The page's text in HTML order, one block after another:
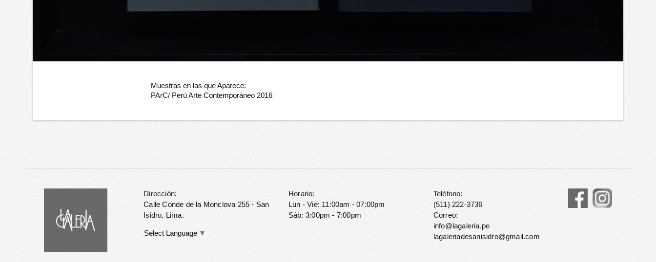
Muestras en las que Aparece:
PArC/ Perú Arte Contemporáneo 2016
Dirección:
Calle Conde de la Monclova 255 - San
Isidro, Lima.
Select Language ▼
Horario:
Lun - Vie: 11:00am - 07:00pm
Sáb: 3:00pm - 7:00pm
Teléfono:
(511) 222-3736
Correo:
info@lagaleria.pe
lagaleriadesanisidro@gmail.com